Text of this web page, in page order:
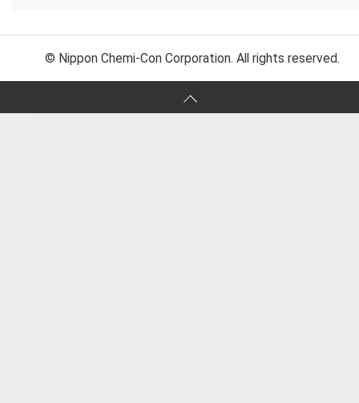
© Nippon Chemi-Con Corporation. All rights reserved.